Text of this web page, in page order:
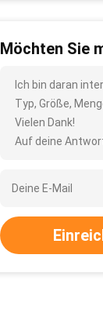
Möchten Sie
Ich bin daran
Typ, Größe,
Vielen Dank!
Auf deine